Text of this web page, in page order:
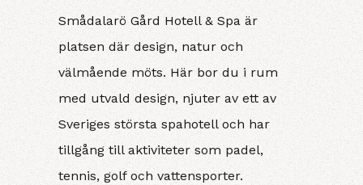
Smådalarö Gård Hotell & Spa är
platsen där design, natur och
välmående möts. Här bor du i rum
med utvald design, njuter av ett av
Sveriges största spahotell och har
tillgång till aktiviteter som padel,
tennis, golf och vattensporter.